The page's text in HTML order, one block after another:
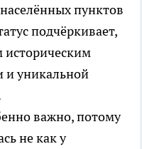
пунктов
подчёркивает,
историческим
уникальной
важно, потому
не как у